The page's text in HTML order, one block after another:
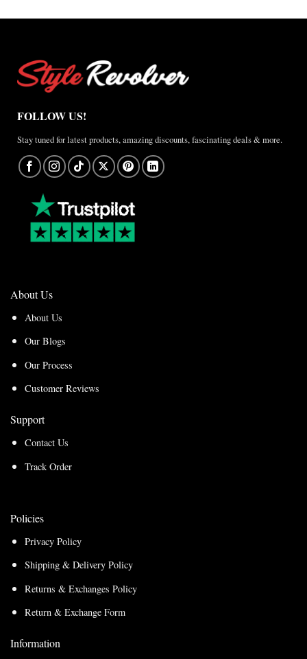
FOLLOW US!
Stay tuned for latest products, amazing discounts, fascinating deals & more.
About Us
About Us
Our Blogs
Our Process
Customer Reviews
Support
Contact Us
Track Order
Policies
Privacy Policy
Shipping & Delivery Policy
Returns & Exchanges Policy
Return & Exchange Form
Information